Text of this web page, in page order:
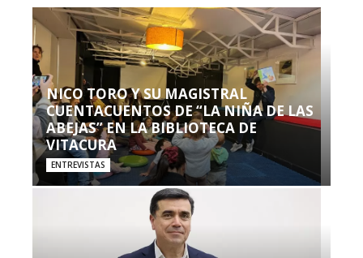
NICO TORO Y SU MAGISTRAL
CUENTACUENTOS DE “LA NIÑA DE LAS
ABEJAS” EN LA BIBLIOTECA DE
VITACURA
ENTREVISTAS